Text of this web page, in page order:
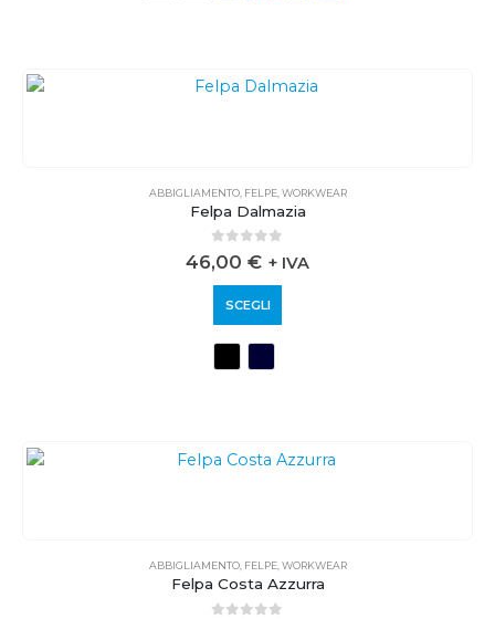
ABBIGLIAMENTO, FELPE, WORKWEAR
Felpa Dalmazia
0out of 5
46,00 € + IVA
SCEGLI
ABBIGLIAMENTO, FELPE,WORKWEAR
Felpa Costa Azzurra